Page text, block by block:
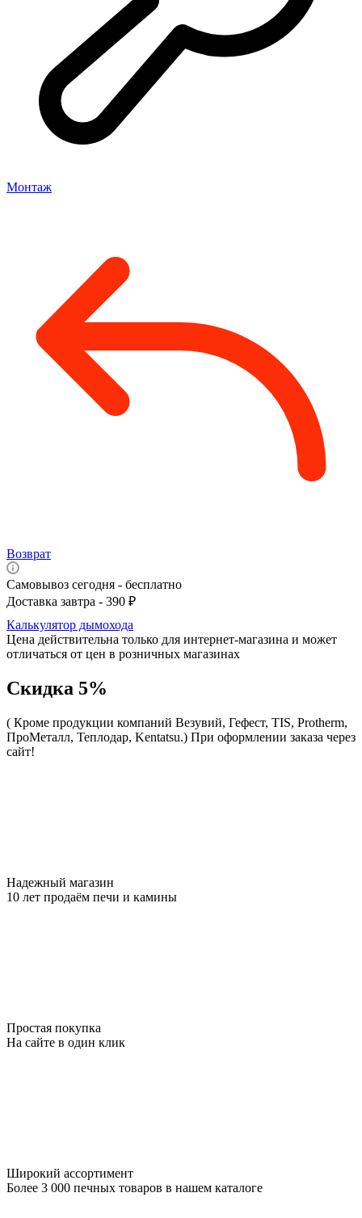
Монтаж
Возврат
Самовывоз сегодня - бесплатно
Доставка завтра - 390 ₽
Калькулятор дымохода
Цена действительна только для интернет-магазина и может
отличаться от цен в розничных магазинах
Скидка 5%
( Кроме продукции компаний Везувий, Гефест, TIS, Protherm,
ПроМеталл, Теплодар, Kentatsu.) При оформлении заказа через
сайт!
Надежный магазин
10 лет продаём печи и камины
Простая покупка
На сайте в один клик
Широкий ассортимент
Более 3 000 печных товаров в нашем каталоге